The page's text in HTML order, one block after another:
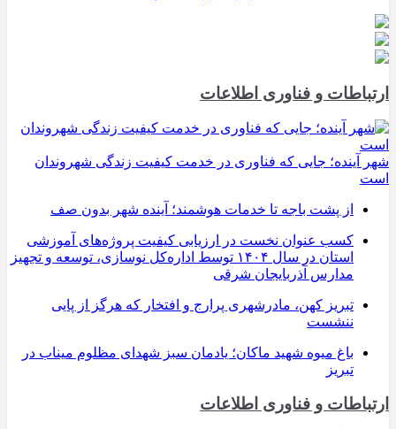
ارتباطات و فناوری اطلاعات
شهر آینده؛ جایی که فناوری در خدمت کیفیت زندگی شهروندان
است
از پشت باجه تا خدمات هوشمند؛ آینده شهر بدون صف
کسب عنوان نخست در ارزیابی کیفیت پروژه‌های آموزشی
استان در سال ۱۴۰۴ توسط اداره‌کل نوسازی، توسعه و تجهیز
مدارس آذربایجان شرقی
تبریز کهن، مادرشهری پرارج و افتخار که هرگز از پایی
ننشست
باغ میوه شهید ماکان؛ یادمان سبز شهدای مظلوم میناب در
تبریز
ارتباطات و فناوری اطلاعات